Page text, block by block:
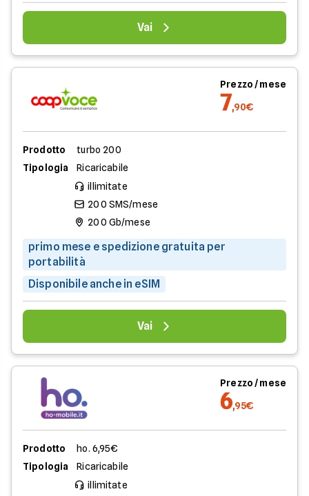
Vai
Prezzo / mese
7,90€
Prodotto
turbo 200
Tipologia
Ricaricabile
illimitate
200 SMS/mese
200 Gb/mese
primo mese e spedizione gratuita per
portabilità
Disponibile anche in eSIM
Vai
Prezzo / mese
6,95€
Prodotto
ho. 6,95€
Tipologia
Ricaricabile
illimitate